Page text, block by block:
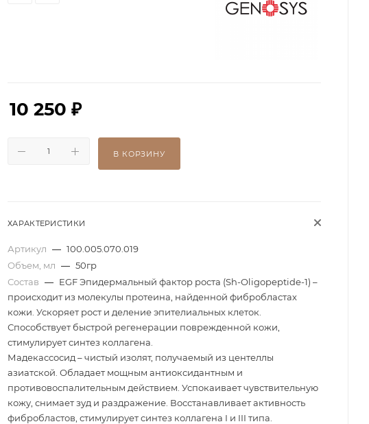
10 250 ₽
В КОРЗИНУ
ХАРАКТЕРИСТИКИ
Артикул — 100.005.070.019
Объем, мл — 50гр
Состав — EGF Эпидермальный фактор роста (Sh-Oligopeptide-1) –
происходит из молекулы протеина, найденной фибробластах
кожи. Ускоряет рост и деление эпителиальных клеток.
Способствует быстрой регенерации поврежденной кожи,
стимулирует синтез коллагена.
Мадекассосид – чистый изолят, получаемый из центеллы
азиатской. Обладает мощным антиоксидантным и
противовоспалительным действием. Успокаивает чувствительную
кожу, снимает зуд и раздражение. Восстанавливает активность
фибробластов, стимулирует синтез коллагена I и III типа.